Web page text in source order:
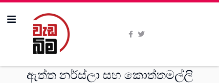
ඇත්ත නර්ස්ලා සහ කොත්තමල්ලි